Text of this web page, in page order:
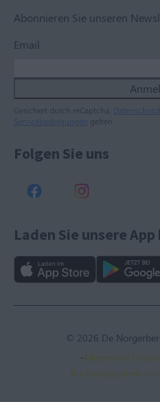
Abonnieren Sie unseren
Email
Gesichert durch reCaptcha,
Servicebedingungen gelten.
Folgen Sie uns
Laden Sie unsere
© 2026 De
·Allgemeine
Buchungssystem von